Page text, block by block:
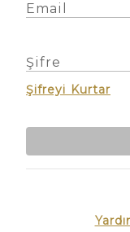
Email
Şifre
Şifreyi Kurtar